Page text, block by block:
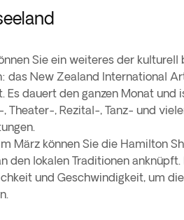
Sie ein weiteres der
das New Zealand International
Es dauert den ganzen Monat und
Theater-, Rezital-, Tanz- und
März können Sie die Hamilton
den lokalen Traditionen
und Geschwindigkeit, um